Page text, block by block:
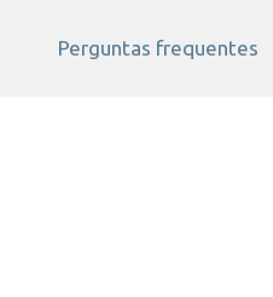
Perguntas frequentes